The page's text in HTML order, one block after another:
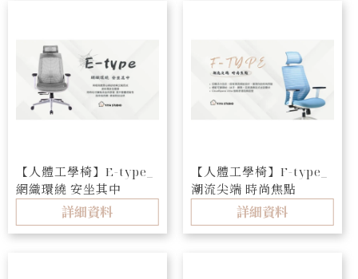
【人體工學椅】E-type_
網織環繞 安坐其中
詳細資料
【人體工學椅】F-type_
潮流尖端 時尚焦點
詳細資料